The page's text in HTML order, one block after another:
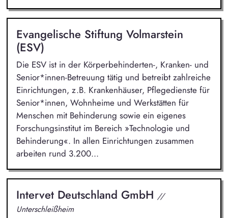
Evangelische Stiftung Volmarstein
(ESV)
Die ESV ist in der Körperbehinderten-, Kranken- und
Senior*innen-Betreuung tätig und betreibt zahlreiche
Einrichtungen, z.B. Krankenhäuser, Pflegedienste für
Senior*innen, Wohnheime und Werkstätten für
Menschen mit Behinderung sowie ein eigenes
Forschungsinstitut im Bereich »Technologie und
Behinderung«. In allen Einrichtungen zusammen
arbeiten rund 3.200...
Intervet Deutschland GmbH //
Unterschleißheim